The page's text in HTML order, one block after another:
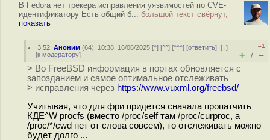
В Fedora нет трекера исправления уязвимостей по CVE-
идентификатору Есть общий б... большой текст свёрнут,
показать
3.52 ,Аноним (64), 10:38, 16/06/2025 [^] [^^] [^^^] [ответить][↓]
[к модератору]
–1
+ / –
> Во FreeBSD информация в портах обновляется с
запозданием и самое оптимальное отслеживать
> исправления через https://www.vuxml.org/freebsd/
Учитывая, что для фри придется сначала пропатчить
КДЕ^W procfs (вместо /proc/self там /proc/curproc, а
/proc/*/cwd нет от слова совсем), то отслеживать можно
будет долго ...